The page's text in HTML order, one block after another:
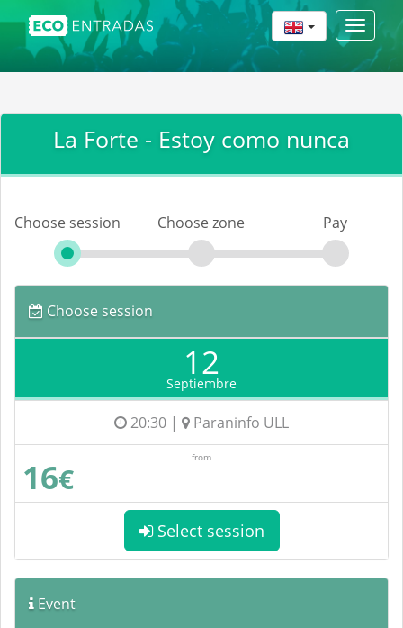
Toggle
La Forte - Estoy como nunca
Choose session Choose zone Pay
Choose session
12
Septiembre
20:30 | Paraninfo ULL
from
16€
Select session
Event